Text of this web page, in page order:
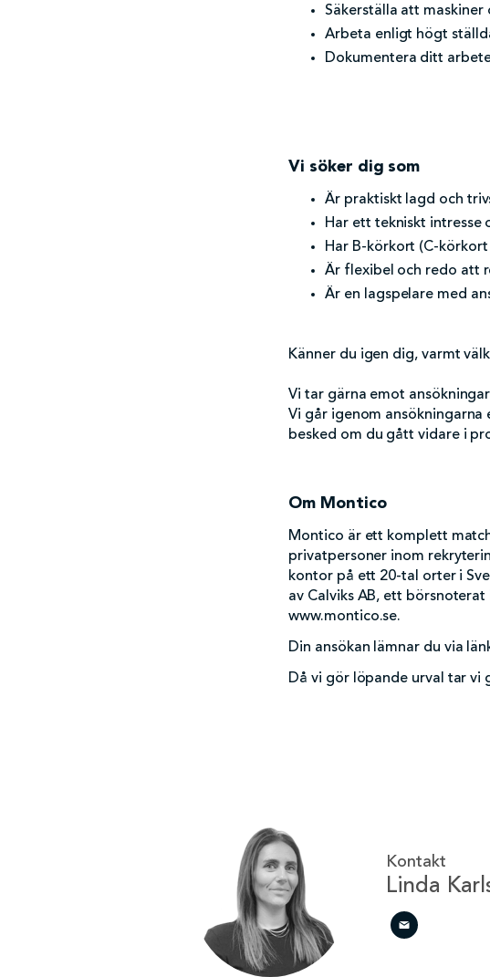
Säkerställa att
Arbeta enligt högt
Dokumentera ditt
Vi söker dig som
Är praktiskt lagd och
Har ett tekniskt intresse
Har B-körkort (C-
Är flexibel och redo att
Är en lagspelare med
Känner du igen dig, varmt
Vi tar gärna emot
Vi går igenom
besked om du gått vidare i
Om Montico
Montico är ett komplett
privatpersoner inom
kontor på ett 20-tal orter i
av Calviks AB, ett
www.montico.se.
Din ansökan lämnar du via
Då vi gör löpande urval tar vi
Kontakt
Linda